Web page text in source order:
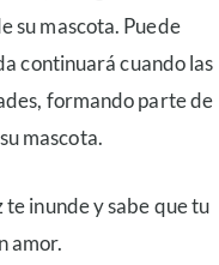
su mascota. Puede
continuará cuando las
formando parte de
mascota.
te inunde y sabe que tu
amor.